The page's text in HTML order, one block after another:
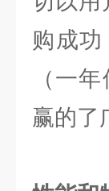
购成
（一
赢的了